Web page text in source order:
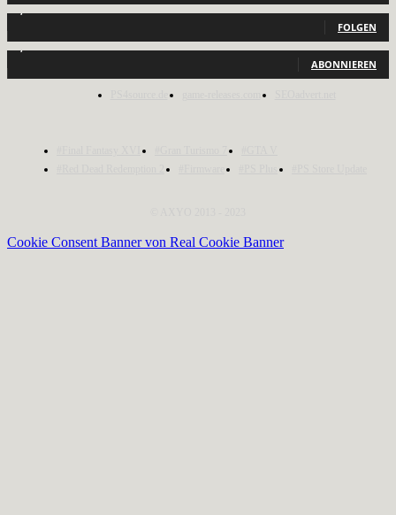
2,040 Follower
FOLGEN
1,150 Abonnenten
ABONNIEREN
Cookie Consent Banner von Real Cookie Banner